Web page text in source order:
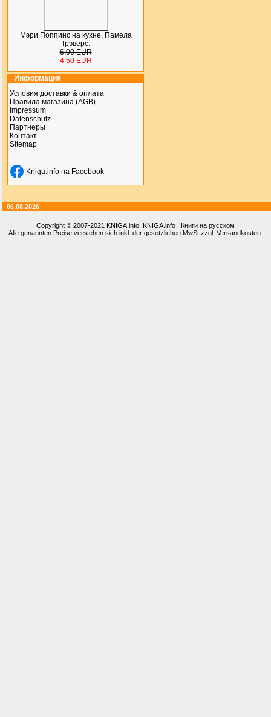
Мэри Поппинс на кухне. Памела
Трэверс.
6.00 EUR
4.50 EUR
Информация
Условия доставки & оплата
Правила магазина (AGB)
Impressum
Datenschutz
Партнеры
Контакт
Sitemap
Kniga.info на Facebook
06.08.2026
Copyright © 2007-2021 KNIGA.info , KNIGA.info | Книги на русском
Alle genannten Preise verstehen sich inkl. der gesetzlichen MwSt zzgl. Versandkosten.